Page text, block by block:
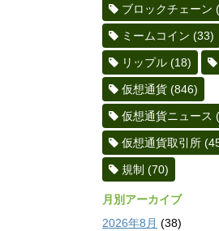
ブロックチェーン
ミームコイン (33)
リップル (18)
仮想通貨 (846)
仮想通貨ニュース
仮想通貨取引所
規制 (70)
月別アーカイブ
2026年8月 (38)